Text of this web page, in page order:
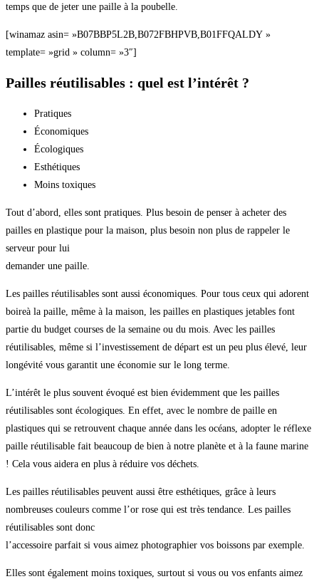
temps que de jeter une paille à la poubelle.
[winamaz asin= »B07BBP5L2B,B072FBHPVB,B01FFQALDY »
template= »grid » column= »3″]
Pailles réutilisables : quel est l’intérêt ?
Pratiques
Économiques
Écologiques
Esthétiques
Moins toxiques
Tout d’abord, elles sont pratiques. Plus besoin de penser à acheter des
pailles en plastique pour la maison, plus besoin non plus de rappeler le
serveur pour lui
demander une paille.
Les pailles réutilisables sont aussi économiques. Pour tous ceux qui adorent
boireà la paille, même à la maison, les pailles en plastiques jetables font
partie du budget courses de la semaine ou du mois. Avec les pailles
réutilisables, même si l’investissement de départ est un peu plus élevé, leur
longévité vous garantit une économie sur le long terme.
L’intérêt le plus souvent évoqué est bien évidemment que les pailles
réutilisables sont écologiques. En effet, avec le nombre de paille en
plastiques qui se retrouvent chaque année dans les océans, adopter le réflexe
paille réutilisable fait beaucoup de bien à notre planète et à la faune marine
! Cela vous aidera en plus à réduire vos déchets.
Les pailles réutilisables peuvent aussi être esthétiques, grâce à leurs
nombreuses couleurs comme l’or rose qui est très tendance. Les pailles
réutilisables sont donc
l’accessoire parfait si vous aimez photographier vos boissons par exemple.
Elles sont également moins toxiques, surtout si vous ou vos enfants aimez